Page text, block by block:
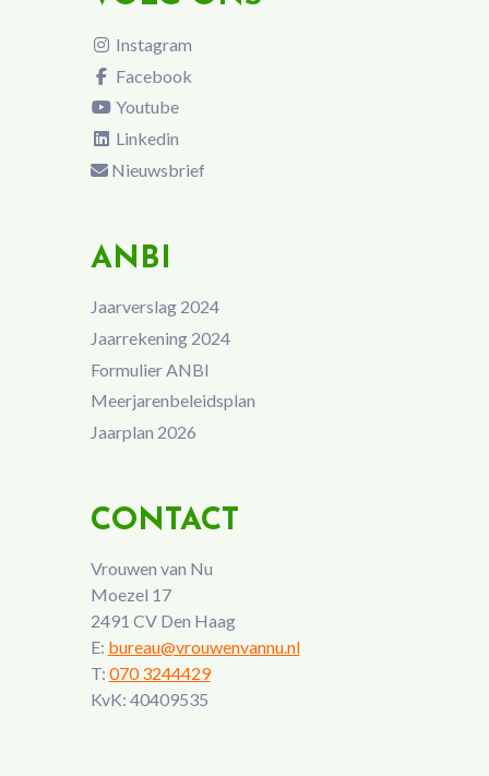
Instagram
Facebook
Youtube
Linkedin
Nieuwsbrief
ANBI
Jaarverslag 2024
Jaarrekening 2024
Formulier ANBI
Meerjarenbeleidsplan
Jaarplan 2026
CONTACT
Vrouwen van Nu
Moezel 17
2491 CV Den Haag
E: bureau@vrouwenvannu.nl
T: 070 3244429
KvK: 40409535